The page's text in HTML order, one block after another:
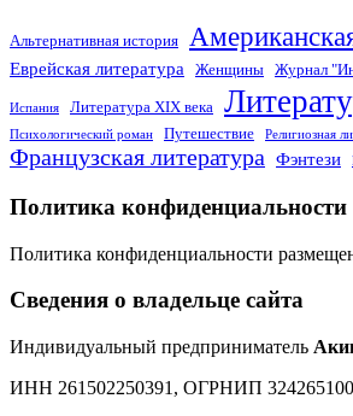
Альтернативная история
Еврейская литература Женщины Журнал
Испания Литература XIX века
Психологический роман Путешествие Религиозная
Французская литература Фэнтези
Политика конфиденциальности
Политика конфиденциальности
Сведения о владельце сайта
Индивидуальный предприниматель
ИНН 261502250391, ОГРНИП